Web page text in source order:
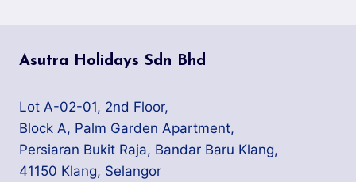
Asutra Holidays Sdn Bhd
Lot A-02-01, 2nd Floor,
Block A, Palm Garden Apartment,
Persiaran Bukit Raja, Bandar Baru Klang,
41150 Klang, Selangor